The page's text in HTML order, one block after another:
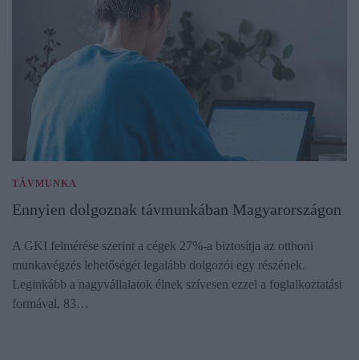
TÁVMUNKA
Ennyien dolgoznak távmunkában Magyarországon
A GKI felmérése szerint a cégek 27%-a biztosítja az otthoni
munkavégzés lehetőségét legalább dolgozói egy részének.
Leginkább a nagyvállalatok élnek szívesen ezzel a foglalkoztatási
formával, 83…